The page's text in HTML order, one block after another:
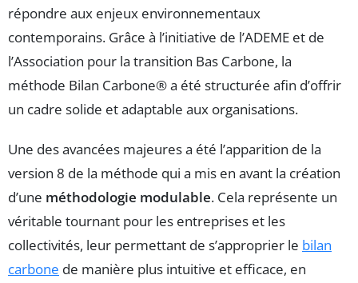
répondre aux enjeux environnementaux
contemporains. Grâce à l’initiative de l’ADEME et de
l’Association pour la transition Bas Carbone, la
méthode Bilan Carbone® a été structurée afin d’offrir
un cadre solide et adaptable aux organisations.
Une des avancées majeures a été l’apparition de la
version 8 de la méthode qui a mis en avant la création
d’une méthodologie modulable. Cela représente un
véritable tournant pour les entreprises et les
collectivités, leur permettant de s’approprier le bilan
carbone de manière plus intuitive et efficace, en